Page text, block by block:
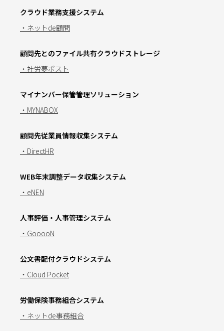
クラウド業務支援システム
・ネットde顧問
顧問先とのファイル共有クラウドストレージ
・社労夢ポスト
マイナンバー保管管理ソリューション
・MYNABOX
顧問先従業員情報収集システム
・DirectHR
WEB年末調整データ収集システム
・eNEN
人事評価・人事管理システム
・GooooN
公文書配付クラウドシステム
・Cloud Pocket
労働保険事務組合システム
・ネットde事務組合